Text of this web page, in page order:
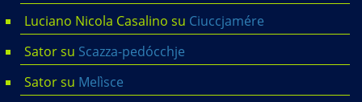
Luciano Nicola Casalino su Ciuccjamére
Satorsu Scazza-pedócchje
Satorsu Melìsce